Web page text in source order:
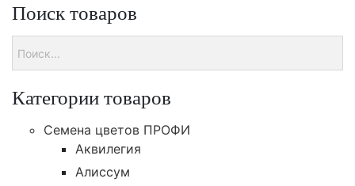
Поиск товаров
Категории товаров
Cемена цветов ПРОФИ
Аквилегия
Алиссум